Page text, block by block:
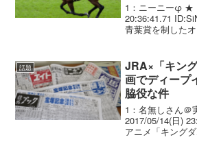
1：ニーニーφ ★
20:36:41.71
青葉賞を制した
日、東京、ＧＩ
話題
JRA×「キン
画でディープ
脇役な件
1：名無しさん＠
2017/05/14(日)
アニメ「キング